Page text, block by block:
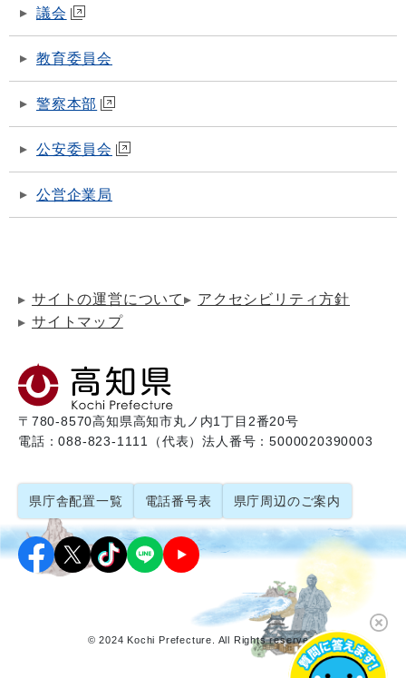
議会
教育委員会
警察本部
公安委員会
公営企業局
サイトの運営について
アクセシビリティ方針
サイトマップ
〒780-8570高知県高知市丸ノ内1丁目2番20号
電話：088-823-1111（代表）法人番号：5000020390003
県庁舎配置一覧 電話番号表 県庁周辺のご案内
© 2024 Kochi Prefecture. All Rights reserved.